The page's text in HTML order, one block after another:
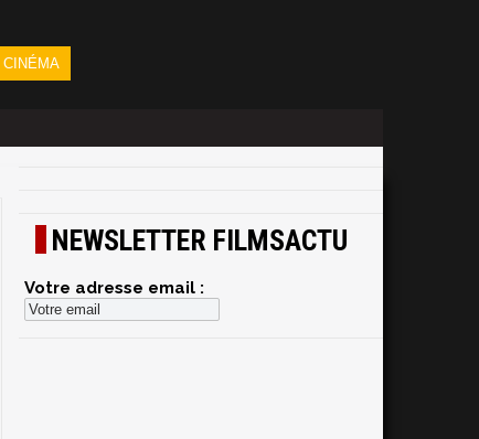
CINÉMA
NEWSLETTER FILMSACTU
Votre adresse email :